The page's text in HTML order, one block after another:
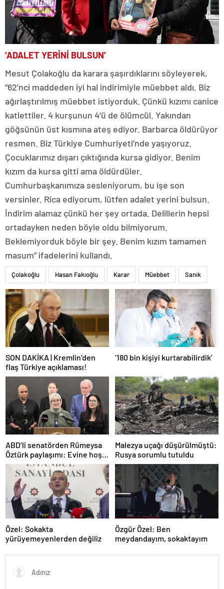
‘ADALET YERİNİ BULSUN’
Mesut Çolakoğlu da karara şaşırdıklarını söyleyerek,
“62’nci maddeden iyi hal indirimiyle müebbet aldı. Biz
ağırlaştırılmış müebbet istiyorduk. Çünkü kızımı canice
katlettiler. 4 kurşunun 4’ü de ölümcül. Yakından
göğsünün üst kısmına ateş ediyor. Barbarca öldürüyor
resmen. Biz Türkiye Cumhuriyeti’nde yaşıyoruz.
Çocuklarımız dışarı çıktığında kursa gidiyor. Benim
kızım da kursa gitti ama öldürdüler.
Cumhurbaşkanımıza sesleniyorum, bu işe son
versinler. Rica ediyorum, lütfen adalet yerini bulsun.
İndirim alamaz çünkü her şey ortada. Delillerin hepsi
ortadayken neden böyle oldu bilmiyorum.
Beklemiyorduk böyle bir şey. Benim kızım tamamen
masum” ifadelerini kullandı.
Çolakoğlu Hasan Fakıoğlu Karar Müebbet Sanık
SON DAKİKA | Kremlin’den
flaş Türkiye açıklaması!
‘180 bin kişiyi kurtarabilirdik’
ABD’li senatörden Rümeysa
Öztürk paylaşımı: Evine hoş
geldin!
Malezya uçağı düşürülmüştü:
Rusya sorumlu tutuldu
Özel: Sokakta
yürüyemeyenlerden değiliz
Özgür Özel: Ben
meydandayım, sokaktayım